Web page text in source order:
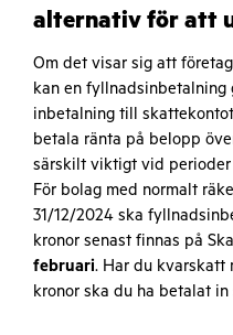
alternativ för att
Om det visar sig att
kan en fyllnadsinbetalning
inbetalning till
betala ränta på belopp
särskilt viktigt vid perioder
För bolag med normalt
31/12/2024 ska
kronor senast finnas på
februari. Har du kvarskatt
kronor ska du ha betalat in